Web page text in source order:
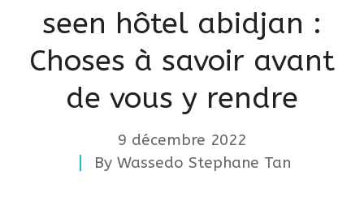
seen hôtel abidjan :
Choses à savoir avant
de vous y rendre
9 décembre 2022
By Wassedo Stephane Tan